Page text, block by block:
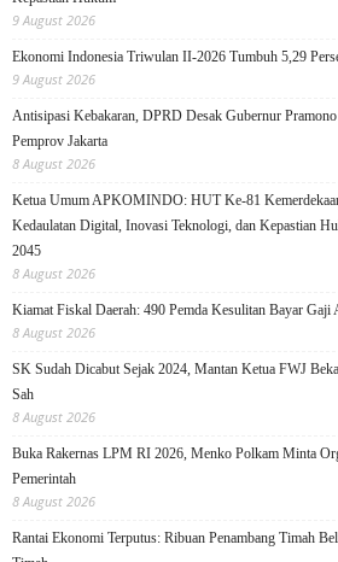
9 August 2026
Ekonomi Indonesia Triwulan II-2026 Tumbuh 5,29
9 August 2026
Antisipasi Kebakaran, DPRD Desak Gubernur
Pemprov Jakarta
8 August 2026
Ketua Umum APKOMINDO: HUT Ke-81
Kedaulatan Digital, Inovasi Teknologi, dan Kepastian
2045
8 August 2026
Kiamat Fiskal Daerah: 490 Pemda Kesulitan Bayar Gaji
8 August 2026
SK Sudah Dicabut Sejak 2024, Mantan Ketua FWJ
Sah
8 August 2026
Buka Rakernas LPM RI 2026, Menko Polkam Minta
Pemerintah
8 August 2026
Rantai Ekonomi Terputus: Ribuan Penambang Timah